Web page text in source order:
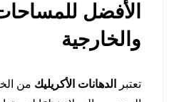
الأفضل
والخارجية
تعتبر الدهانات الأكريليك من